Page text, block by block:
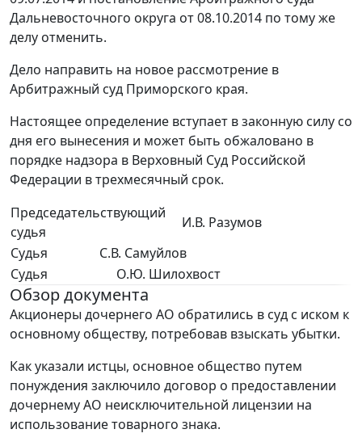
Дальневосточного округа от 08.10.2014 по тому же
делу отменить.
Дело направить на новое рассмотрение в
Арбитражный суд Приморского края.
Настоящее определение вступает в законную силу со
дня его вынесения и может быть обжаловано в
порядке надзора в Верховный Суд Российской
Федерации в трехмесячный срок.
Председательствующий
судья
И.В. Разумов
Судья
С.В. Самуйлов
Судья
О.Ю. Шилохвост
Обзор документа
Акционеры дочернего АО обратились в суд с иском к
основному обществу, потребовав взыскать убытки.
Как указали истцы, основное общество путем
понуждения заключило договор о предоставлении
дочернему АО неисключительной лицензии на
использование товарного знака.